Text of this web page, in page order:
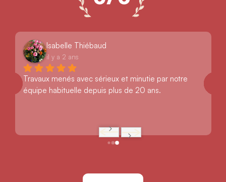
Isabelle Thiébaud
il y a 2 ans
Travaux menés avec sérieux et minutie par notre
équipe habituelle depuis plus de 20 ans.